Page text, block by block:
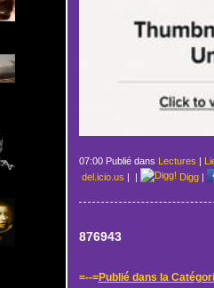
07:00 Publié dans Lectures |
del.icio.us | | Digg|
876943
=--=Publié dans la